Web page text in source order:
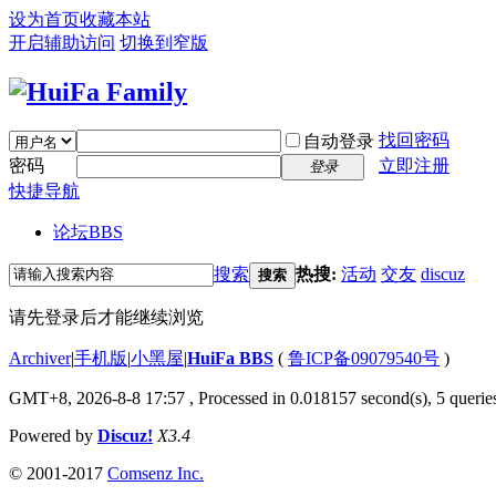
设为首页收藏本站
开启辅助访问 切换到窄版
自动登录 找回密码
密码
登录
立即注册
快捷导航
论坛BBS
搜索 搜索 热搜: 活动 交友 discuz
请先登录后才能继续浏览
Archiver|手机版|小黑屋|HuiFa BBS ( 鲁ICP备09079540号 )
GMT+8, 2026-8-8 17:57 , Processed in 0.018157 second(s), 5
Powered by Discuz! X3.4
© 2001-2017 Comsenz Inc.